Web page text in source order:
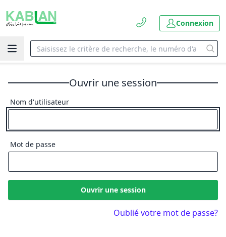
Connexion
Ouvrir une session
Nom d'utilisateur
Mot de passe
Ouvrir une session
Oublié votre mot de passe?